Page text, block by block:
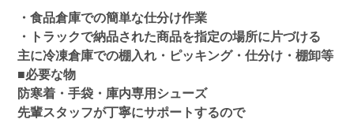
・食品倉庫での簡単な仕分け作業
・トラックで納品された商品を指定の場所に片づける
主に冷凍倉庫での棚入れ・ピッキング・仕分け・棚卸等
■必要な物
防寒着・手袋・庫内専用シューズ
先輩スタッフが丁寧にサポートするので